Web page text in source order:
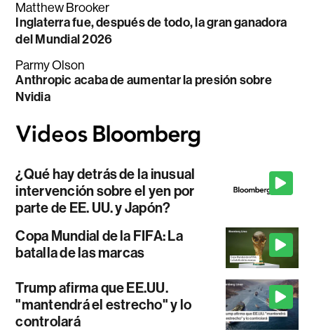
Matthew Brooker
Inglaterra fue, después de todo, la gran ganadora
del Mundial 2026
Parmy Olson
Anthropic acaba de aumentar la presión sobre
Nvidia
¿Qué hay detrás de la inusual
intervención sobre el yen por
parte de EE. UU. y Japón?
Copa Mundial de la FIFA: La
batalla de las marcas
Trump afirma que EE.UU.
"mantendrá el estrecho" y lo
controlará